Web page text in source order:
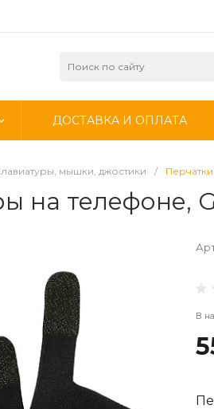
ДОСТАВКА И ОПЛАТА
мышки, джостики /
на телефоне,
В